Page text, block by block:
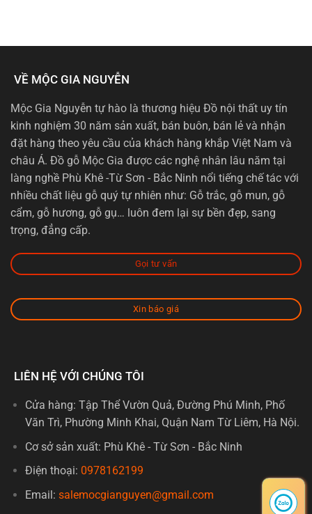
VỀ MỘC GIA NGUYỄN
Mộc Gia Nguyễn tự hào là thương hiệu Đồ nội thất uy tín
kinh nghiệm 30 năm sản xuất, bán buôn, bán lẻ và nhận
đặt hàng theo yêu cầu của khách hàng khắp Việt Nam và
châu Á. Đồ gỗ Mộc Gia được các nghệ nhân lâu năm tại
làng nghề Phù Khê -Từ Sơn - Bắc Ninh nổi tiếng chế tác với
nhiều chất liệu gỗ quý tự nhiên như: Gỗ trắc, gỗ mun, gỗ
cẩm, gỗ hương, gỗ gụ… luôn đem lại sự bền đẹp, sang
trọng, đẳng cấp.
Gọi tư vấn
Xin báo giá
LIÊN HỆ VỚI CHÚNG TÔI
Cửa hàng: Tập Thể Vườn Quả, Đường Phú Minh, Phố
Văn Trì, Phường Minh Khai, Quận Nam Từ Liêm, Hà Nội.
Cơ sở sản xuất: Phù Khê - Từ Sơn - Bắc Ninh
Điện thoại: 0978162199
Email: salemocgianguyen@gmail.com